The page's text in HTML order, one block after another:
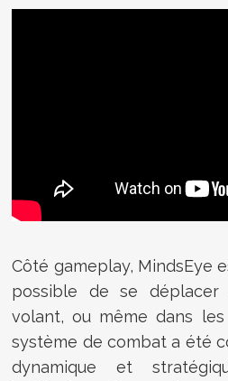
Côté gameplay, MindsEye
possible de se
volant, ou même dans
système de combat a été
dynamique et